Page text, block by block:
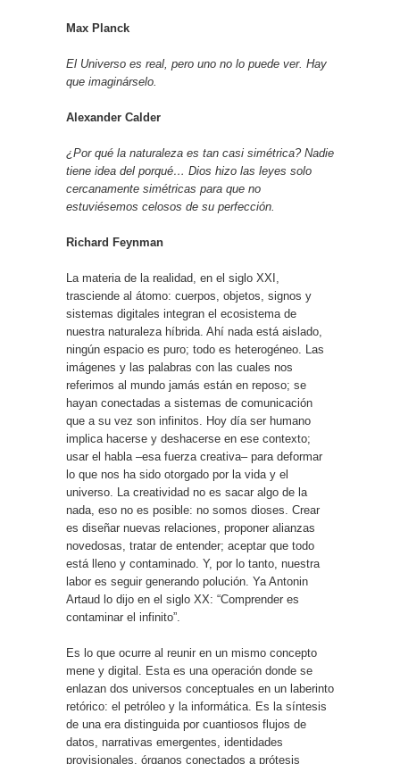
Max Planck
El Universo es real, pero uno no lo puede ver. Hay
que imaginárselo.
Alexander Calder
¿Por qué la naturaleza es tan casi simétrica? Nadie
tiene idea del porqué… Dios hizo las leyes solo
cercanamente simétricas para que no
estuviésemos celosos de su perfección.
Richard Feynman
La materia de la realidad, en el siglo XXI,
trasciende al átomo: cuerpos, objetos, signos y
sistemas digitales integran el ecosistema de
nuestra naturaleza híbrida. Ahí nada está aislado,
ningún espacio es puro; todo es heterogéneo. Las
imágenes y las palabras con las cuales nos
referimos al mundo jamás están en reposo; se
hayan conectadas a sistemas de comunicación
que a su vez son infinitos. Hoy día ser humano
implica hacerse y deshacerse en ese contexto;
usar el habla –esa fuerza creativa– para deformar
lo que nos ha sido otorgado por la vida y el
universo. La creatividad no es sacar algo de la
nada, eso no es posible: no somos dioses. Crear
es diseñar nuevas relaciones, proponer alianzas
novedosas, tratar de entender; aceptar que todo
está lleno y contaminado. Y, por lo tanto, nuestra
labor es seguir generando polución. Ya Antonin
Artaud lo dijo en el siglo XX: “Comprender es
contaminar el infinito”.
Es lo que ocurre al reunir en un mismo concepto
mene y digital. Esta es una operación donde se
enlazan dos universos conceptuales en un laberinto
retórico: el petróleo y la informática. Es la síntesis
de una era distinguida por cuantiosos flujos de
datos, narrativas emergentes, identidades
provisionales, órganos conectados a prótesis